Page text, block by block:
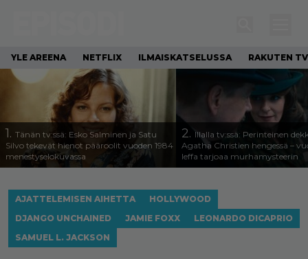
YLE AREENA NETFLIX ILMAISKATSELUSSA RAKUTEN TV
1. Tänän tv:ssä: Esko Salminen ja Satu
Silvo tekevät hienot pääroolit vuoden 1984
menestyselokuvassa
2. Illalla tv:ssä: Perinteinen
Agatha Christien hengessä –
leffa tarjoaa murhamysteerin
AJATTELEMISEN AIHETTA
HOLLYWOOD
DJANGO UNCHAINED
JAMIE FOXX
LEONARDO DICAPRIO
SAMUEL L. JACKSON